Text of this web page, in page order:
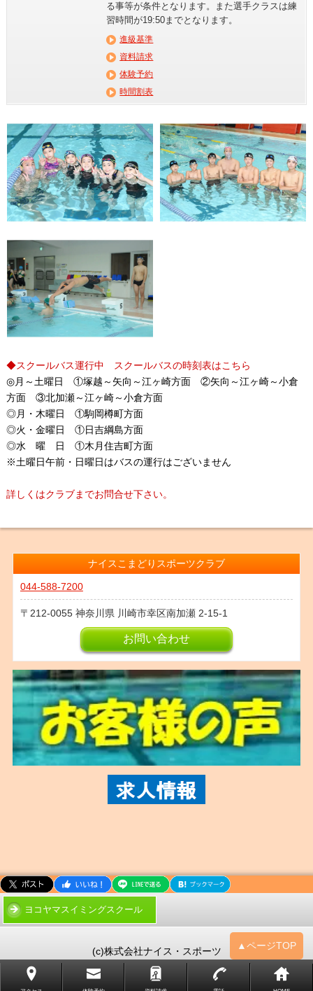
る事等が条件となります。また選手クラスは練
習時間が19:50までとなります。
進級基準
資料請求
体験予約
時間割表
◆スクールバス運行中 スクールバスの時刻表はこちら
◎月～土曜日 ①塚越～矢向～江ヶ崎方面 ②矢向～江ヶ崎～小倉
方面 ③北加瀬～江ヶ崎～小倉方面
◎月・木曜日 ①駒岡樽町方面
◎火・金曜日 ①日吉綱島方面
◎水 曜 日 ①木月住吉町方面
※土曜日午前・日曜日はバスの運行はございません
詳しくはクラブまでお問合せ下さい。
ナイスこまどりスポーツクラブ
044-588-7200
212-0055 神奈川県 川崎市幸区南加瀬 2-15-1
お問い合わせ
▲ページTOP
ヨコヤマスイミングスクール
(c)株式会社ナイス・スポーツ